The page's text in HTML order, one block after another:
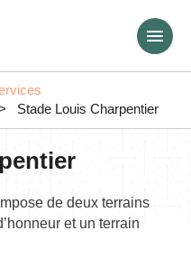
Stade Louis Charpentier
de deux terrains
et un terrain